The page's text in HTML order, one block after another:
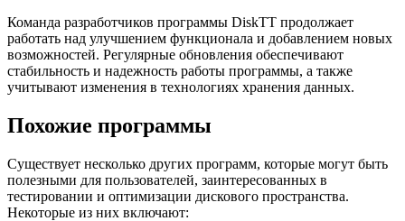
Команда разработчиков программы DiskTT продолжает
работать над улучшением функционала и добавлением новых
возможностей. Регулярные обновления обеспечивают
стабильность и надежность работы программы, а также
учитывают изменения в технологиях хранения данных.
Похожие программы
Существует несколько других программ, которые могут быть
полезными для пользователей, заинтересованных в
тестировании и оптимизации дискового пространства.
Некоторые из них включают: